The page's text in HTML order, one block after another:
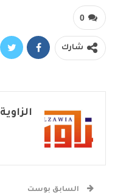
0
شارك
الزاوية
السابق بوست